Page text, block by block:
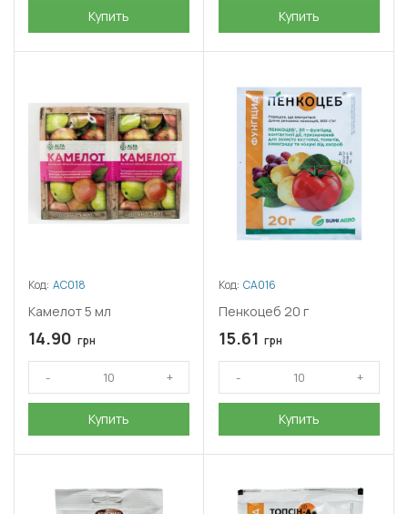
Купить Купить
Код: АС018
Камелот 5 мл
14.90 грн
Купить
Код: СА016
Пенкоцеб 20 г
15.61 грн
Купить